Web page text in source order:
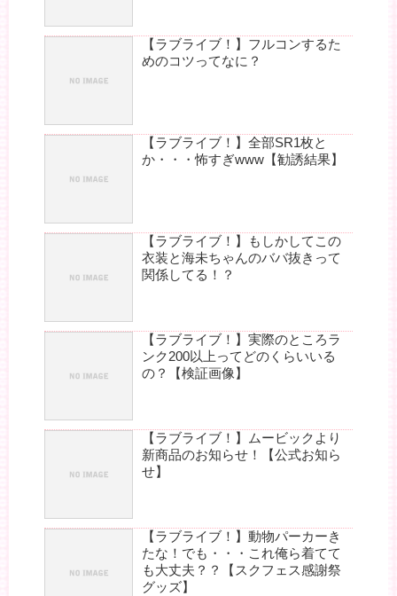
【ラブライブ！】フルコンするた
めのコツってなに？
【ラブライブ！】全部SR1枚と
か・・・怖すぎwww【勧誘結果】
【ラブライブ！】もしかしてこの
衣装と海未ちゃんのババ抜きって
関係してる！？
【ラブライブ！】実際のところラ
ンク200以上ってどのくらいいる
の？【検証画像】
【ラブライブ！】ムービックより
新商品のお知らせ！【公式お知ら
せ】
【ラブライブ！】動物パーカーき
たな！でも・・・これ俺ら着てて
も大丈夫？？【スクフェス感謝祭
グッズ】